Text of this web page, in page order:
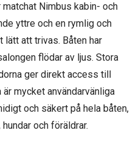
Nimbus kabin- och
yttre och en rymlig och
lätt att trivas. Båten har
flödar av ljus. Stora
ger direkt access till
är mycket användarvänliga
och säkert på hela båten,
och föräldrar.